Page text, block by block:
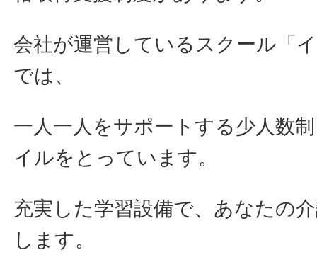
会社が運営しているスクール「
では、
一人一人をサポートする少人数
イルをとっています。
充実した学習設備で、あなたの
します。